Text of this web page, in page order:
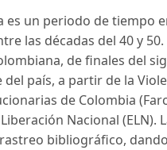
es un periodo de tiempo
las décadas del 40 y
de finales del
país, a partir de la
de Colombia
Nacional
bibliográfico,